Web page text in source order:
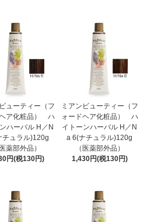
ューティー（フ
ア化粧品） ハ
ハーバル H／N
チュラル)120g
医薬部外品）
円(税130円)
ミアンビューティー（フ
ォードヘア化粧品） ハ
イトーンハーバル H／N
a 6(ナチュラル)120g
（医薬部外品）
1,430円(税130円)